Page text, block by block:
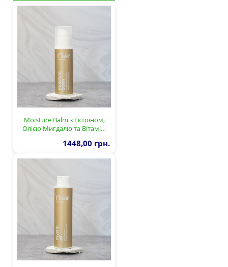
Moisture Balm з Ектоїном,
Олією Мигдалю та Вітамі…
1448,00 грн.